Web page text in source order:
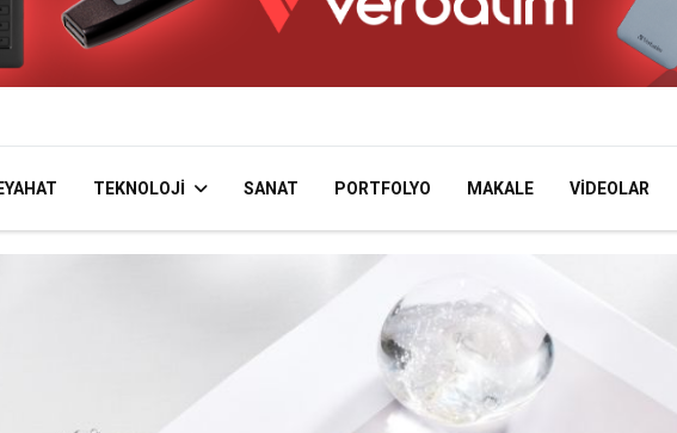
TEKNOLOJI SANAT PORTFOLYO MAKALE VIDEOLAR